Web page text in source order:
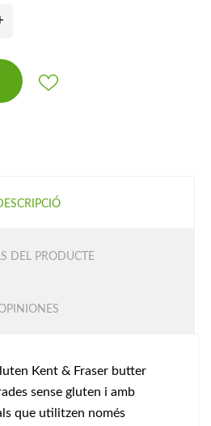
DEL PRODUCTE
Kent & Fraser butter
sense gluten i amb
que utilitzen només